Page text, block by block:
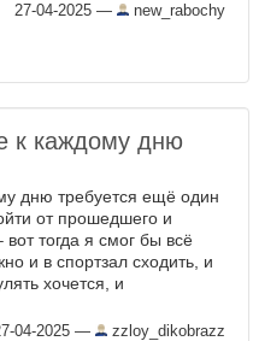
27-04-2025 — new_rabochy
к каждому дню
дню требуется ещё один
от прошедшего и
тогда я смог бы всё
и в спортзал сходить, и
хочется, и
04-2025 — zzloy_dikobrazz